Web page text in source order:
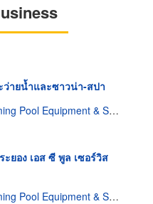
ายน้ำและซาวน่า-สปา
Pool Equipment & Supplies
ยอง เอส ซี พูล เซอร์วิส
Pool Equipment & Supplies